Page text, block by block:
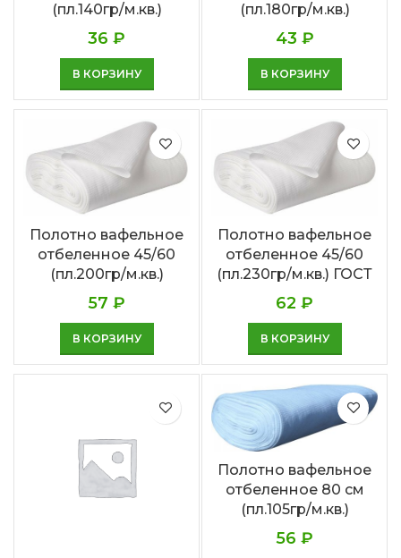
(пл.140гр/м.кв.)
36 ₽
В КОРЗИНУ
(пл.180гр/м.кв.)
43 ₽
В КОРЗИНУ
Полотно вафельное
отбеленное 45/60
(пл.200гр/м.кв.)
57 ₽
В КОРЗИНУ
Полотно вафельное
отбеленное 45/60
(пл.230гр/м.кв.) ГОСТ
62 ₽
В КОРЗИНУ
Полотно вафельное
отбеленное 80 см
(пл.105гр/м.кв.)
56 ₽